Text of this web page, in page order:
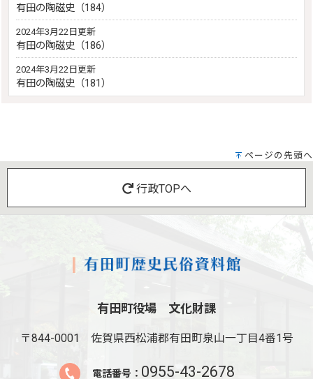
有田の陶磁史（184）
2024年3月22日更新
有田の陶磁史（186）
2024年3月22日更新
有田の陶磁史（181）
ページの先頭へ
行政TOPへ
有田町役場 文化財課
〒844-0001 佐賀県西松浦郡有田町泉山一丁目4番1号
電話番号： 0955-43-2678